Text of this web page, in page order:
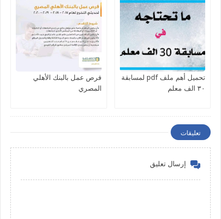
تحميل أهم ملف pdf لمسابقة
٣٠ الف معلم
فرص عمل بالبنك الأهلي
المصري
تعليقات
إرسال تعليق